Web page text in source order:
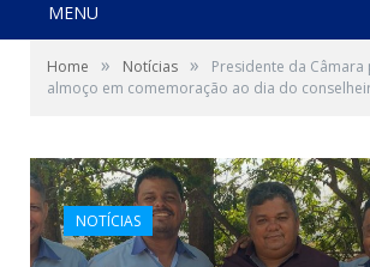
MENU
Home » Notícias »
Presidente da
almoço em comemoração ao dia do
NOTÍCIAS